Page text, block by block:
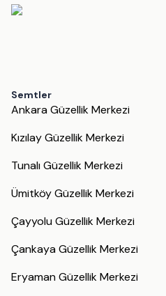
Semtler
Ankara Güzellik Merkezi
Kızılay Güzellik Merkezi
Tunalı Güzellik Merkezi
Ümitköy Güzellik Merkezi
Çayyolu Güzellik Merkezi
Çankaya Güzellik Merkezi
Eryaman Güzellik Merkezi